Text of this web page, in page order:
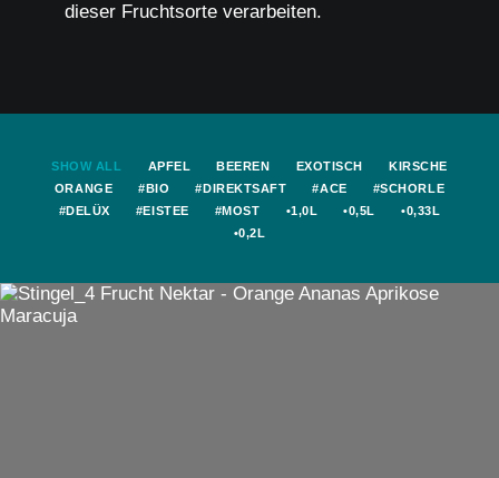
dieser Fruchtsorte verarbeiten.
SHOW ALL APFEL BEEREN EXOTISCH
KIRSCHE
ORANGE
#BIO #DIREKTSAFT #ACE
#SCHORLE
#DELÜX
#EISTEE #MOST •1,0L •0,5L
•0,33L
•0,2L